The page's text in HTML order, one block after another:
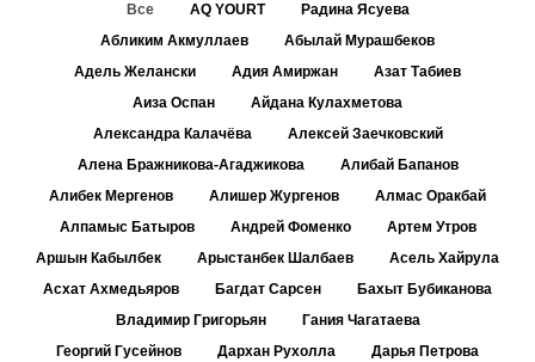
Все AQ YOURT
Радина Ясуева
Абликим Акмуллаев
Абылай Мурашбеков
Адель Желански
Адия Амиржан
Азат Табиев
Аиза Оспан
Айдана Кулахметова
Александра Калачёва
Алексей Заечковский
Алена Бражникова-Агаджикова
Алибай Бапанов
Алибек Мергенов
Алишер Жургенов
Алмас Оракбай
Алпамыс Батыров
Андрей Фоменко
Артем Утров
Аршын Кабылбек
Арыстанбек Шалбаев
Асель Хайрула
Асхат Ахмедьяров
Багдат Сарсен
Бахыт Бубиканова
Владимир Григорьян
Гания Чагатаева
Георгий Гусейнов
Дархан Рухолла
Дарья Петрова